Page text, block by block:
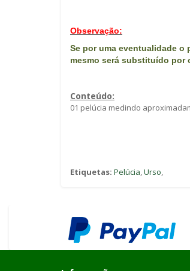
Observação:
Se por uma eventualidade
mesmo será substituído por
Conteúdo:
01 pelúcia medindo
Etiquetas: Pelúcia,Urso,